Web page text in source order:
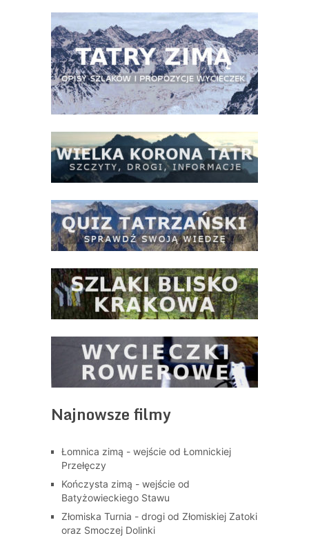
Najnowsze filmy
Łomnica zimą - wejście od Łomnickiej
Przełęczy
Kończysta zimą - wejście od
Batyżowieckiego Stawu
Złomiska Turnia - drogi od Złomiskiej Zatoki
oraz Smoczej Dolinki